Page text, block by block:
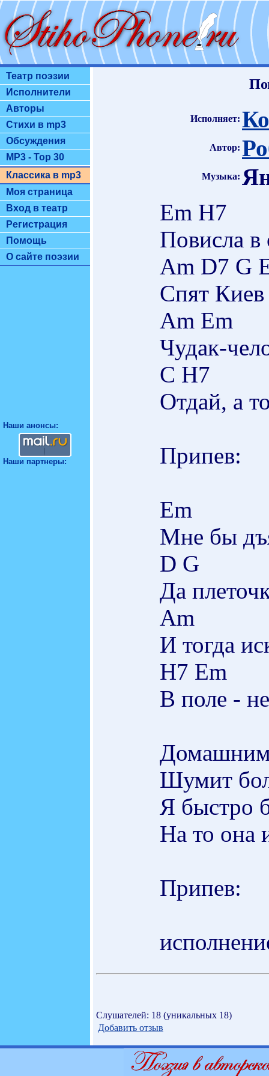
Театр поэзии
Исполнители
Авторы
Стихи в mp3
Обсуждения
MP3 - Top 30
Классика в mp3
Моя страница
Вход в театр
Регистрация
Помощь
О сайте поэзии
Наши анонсы:
Наши партнеры:
Исполняет:
Автор:
Музыка:
Em H7
Повисла в
Am D7 G
Спят
Am Em
Чудак-
C H7
Отдай, а
Припев:
Em
Мне бы
D G
Да
Am
И тогда
H7 Em
В поле -
Домашним
Шумит
Я быстро
Hа то она
Припев:
Слушателей: 18 (уникальных 18)
Добавить отзыв